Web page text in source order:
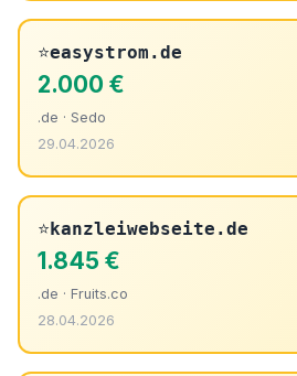
⭐easystrom.de
2.000 €
.de · Sedo
29.04.2026
⭐kanzleiwebseite.de
1.845 €
.de · Fruits.co
28.04.2026